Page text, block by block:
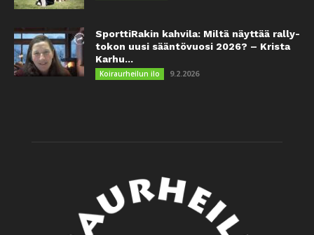
SporttiRakin kahvila: Miltä näyttää rally-
tokon uusi sääntövuosi 2026? – Krista
Karhu...
Koiraurheilun ilo 9.2.2026